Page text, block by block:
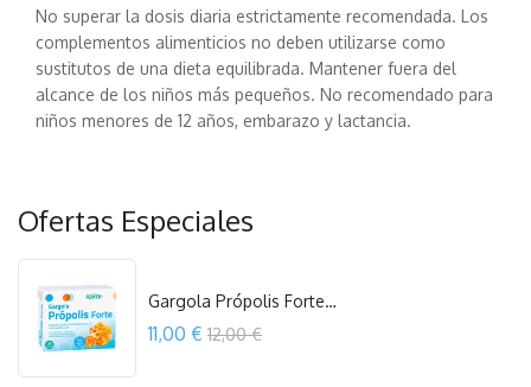
No superar la dosis diaria estrictamente recomendada. Los
complementos alimenticios no deben utilizarse como
sustitutos de una dieta equilibrada. Mantener fuera del
alcance de los niños más pequeños. No recomendado para
niños menores de 12 años, embarazo y lactancia.
Ofertas Especiales
Gargola Própolis Forte 30 Comp....
Precio
11,00 € 12,00 €